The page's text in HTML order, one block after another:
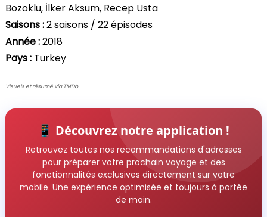
Bozoklu, İlker Aksum, Recep Usta
Saisons :2 saisons / 22 épisodes
Année :2018
Pays : Turkey
Visuels et résumé via TMDb
📱 Découvrez notre application !
Retrouvez toutes nos recommandations d'adresses
pour préparer votre prochain voyage et des
fonctionnalités exclusives directement sur votre
mobile. Une expérience optimisée et toujours à portée
de main.